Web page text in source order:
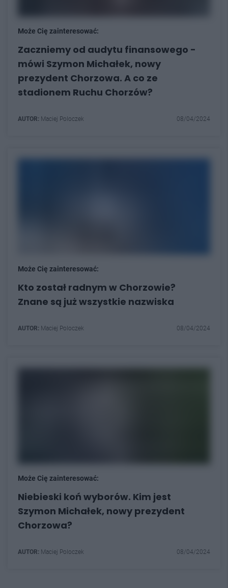
Może Cię zainteresować:
Zaczniemy od audytu finansowego -
mówi Szymon Michałek, nowy
prezydent Chorzowa. A co ze
stadionem Ruchu Chorzów?
AUTOR: Maciej Poloczek 08/04/2024
Może Cię zainteresować:
Kto został radnym w Chorzowie?
Znane są już wszystkie nazwiska
AUTOR: Maciej Poloczek 08/04/2024
Może Cię zainteresować:
Niebieski koń wyborów. Kim jest
Szymon Michałek, nowy prezydent
Chorzowa?
AUTOR: Maciej Poloczek 08/04/2024